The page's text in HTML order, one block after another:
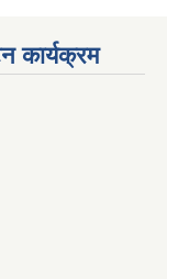
कार्यक्रम